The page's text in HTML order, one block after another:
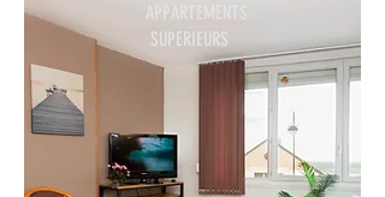
APPARTEMENTS
SUPERIEURS